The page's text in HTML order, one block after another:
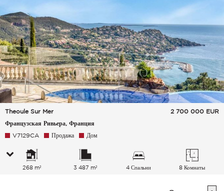
Theoule Sur Mer
Французская Ривьера, Франция
2 700 000 EUR
V7129CA Продажа Дом
268 m² 3 487 m² 4 Спальни 8 Комнаты